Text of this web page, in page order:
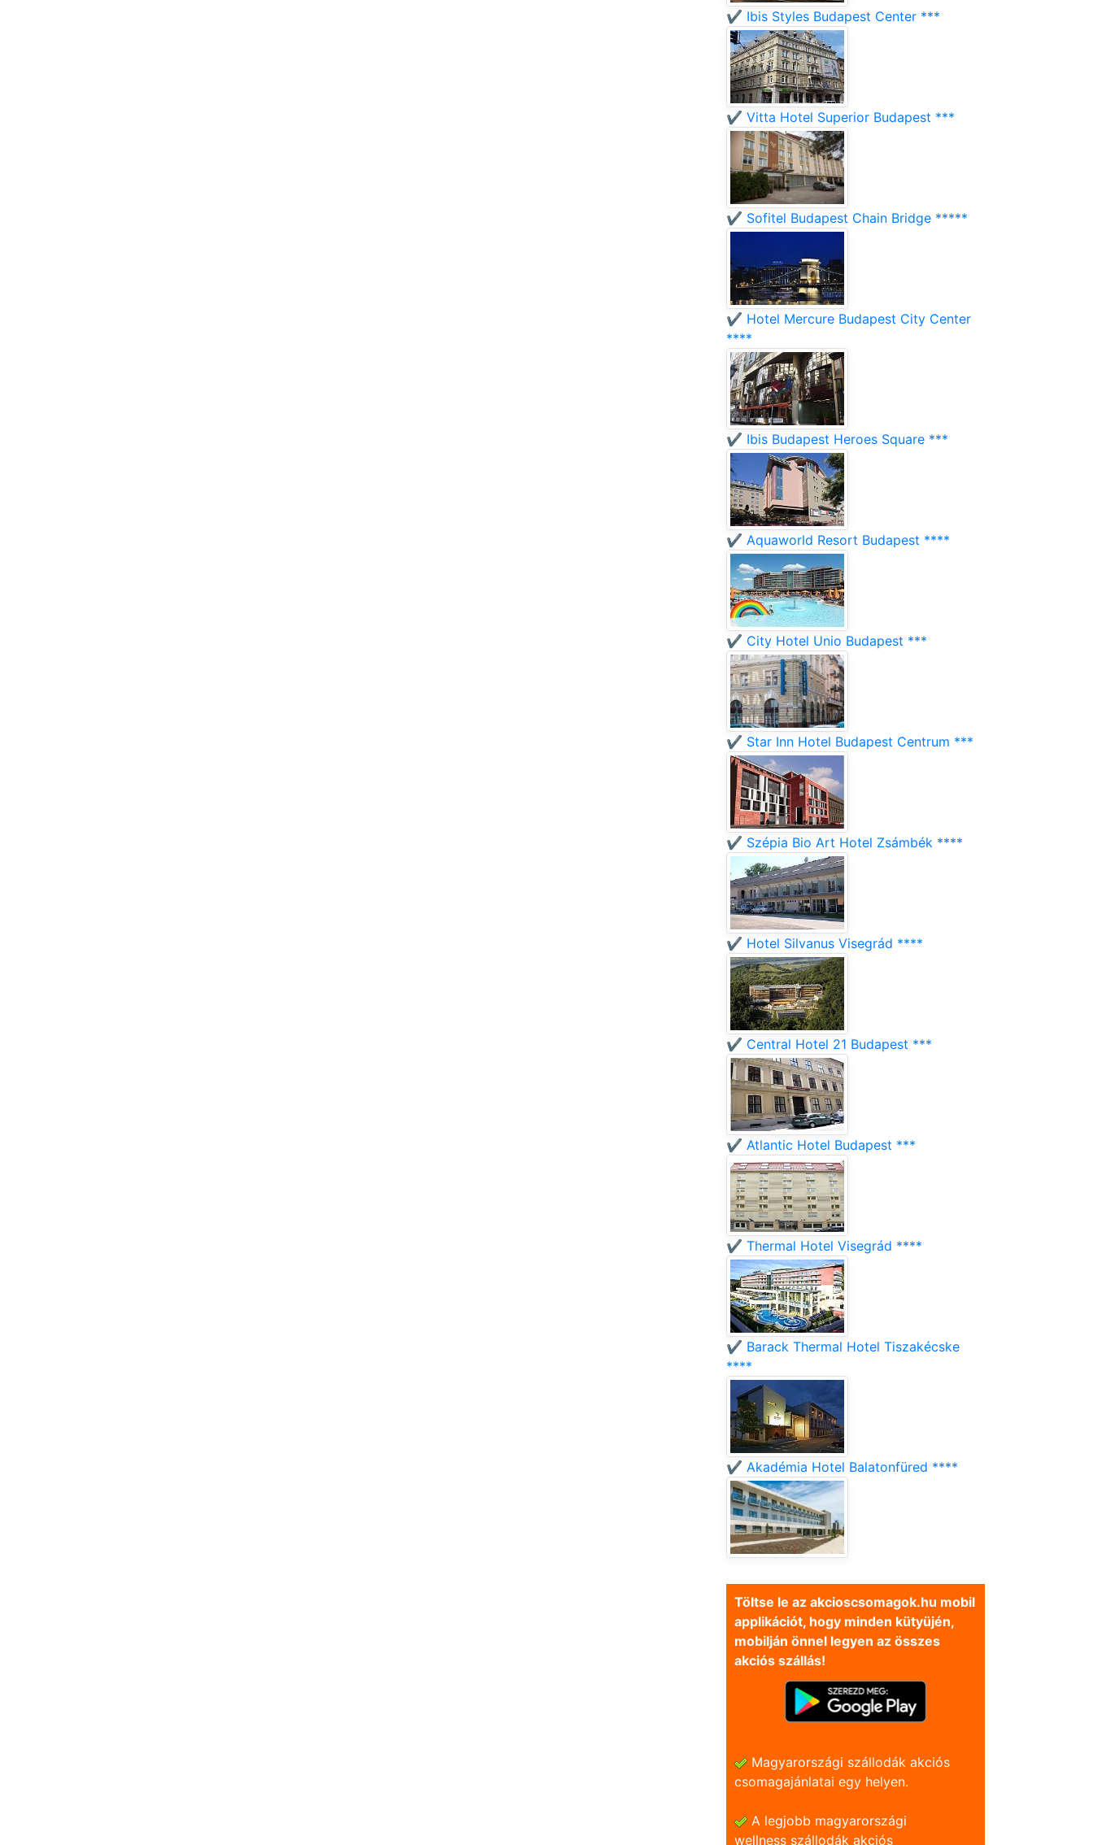
✔️ Ibis Styles Budapest Center ***
✔️ Vitta Hotel Superior Budapest ***
✔️ Sofitel Budapest Chain Bridge *****
✔️ Hotel Mercure Budapest City Center
****
✔️ Ibis Budapest Heroes Square ***
✔️ Aquaworld Resort Budapest ****
✔️ City Hotel Unio Budapest ***
✔️ Star Inn Hotel Budapest Centrum ***
✔️ Szépia Bio Art Hotel Zsámbék ****
✔️ Hotel Silvanus Visegrád ****
✔️ Central Hotel 21 Budapest ***
✔️ Atlantic Hotel Budapest ***
✔️ Thermal Hotel Visegrád ****
✔️ Barack Thermal Hotel Tiszakécske
****
✔️ Akadémia Hotel Balatonfüred ****
Töltse le az akcioscsomagok.hu mobil
applikációt, hogy minden kütyüjén,
mobilján önnel legyen az összes
akciós szállás!
Magyarországi szállodák akciós
csomagajánlatai egy helyen.
A legjobb magyarországi
wellness szállodák akciós